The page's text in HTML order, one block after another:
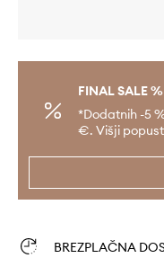
FINAL SALE %
*Dodatnih -5
€. Višji
BREZPLAČNA